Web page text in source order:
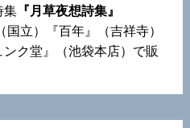
集『月草夜想詩集』
国立）『百年』（吉祥寺）
ンク堂』（池袋本店）で販